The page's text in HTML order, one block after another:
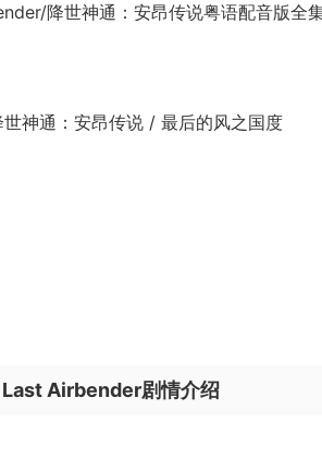
降世神通：安昂传说粤语配音版全
神通：安昂传说 / 最后的风之国度
Airbender剧情介绍